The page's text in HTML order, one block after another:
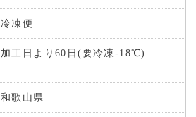
冷凍便
加工日より60日(要冷凍-18℃)
和歌山県